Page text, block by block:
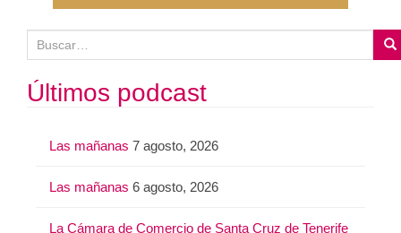
u
sÚltimos podcast
Las mañanas 7 agosto, 2026
Las mañanas 6 agosto, 2026
La Cámara de Comercio de Santa Cruz de Tenerife